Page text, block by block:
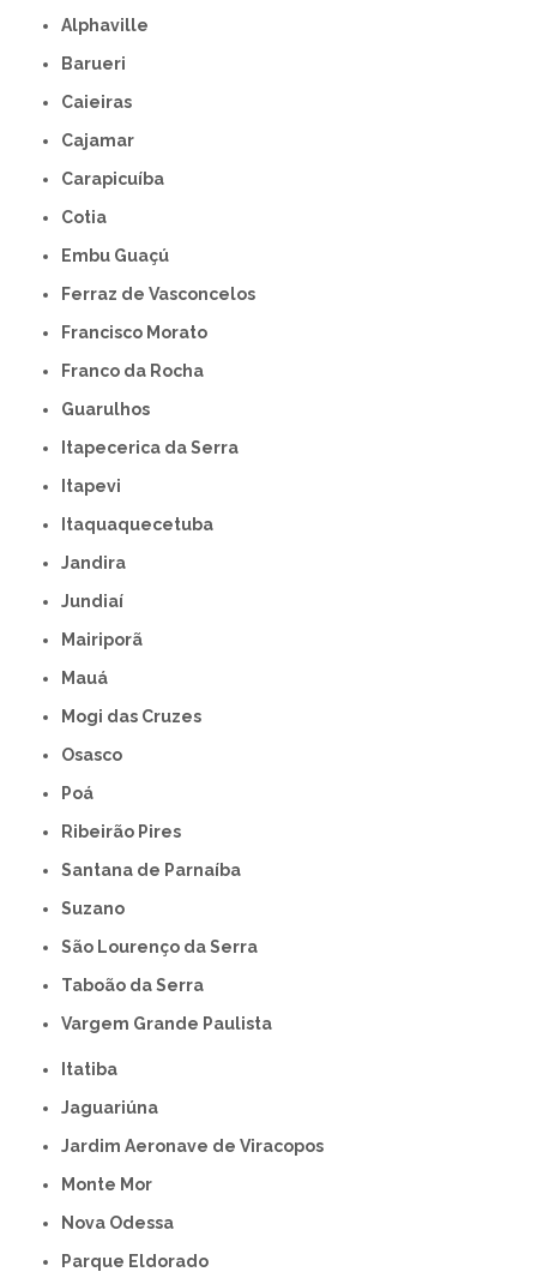
Alphaville
Barueri
Caieiras
Cajamar
Carapicuíba
Cotia
Embu Guaçú
Ferraz de Vasconcelos
Francisco Morato
Franco da Rocha
Guarulhos
Itapecerica da Serra
Itapevi
Itaquaquecetuba
Jandira
Jundiaí
Mairiporã
Mauá
Mogi das Cruzes
Osasco
Poá
Ribeirão Pires
Santana de Parnaíba
Suzano
São Lourenço da Serra
Taboão da Serra
Vargem Grande Paulista
Itatiba
Jaguariúna
Jardim Aeronave de Viracopos
Monte Mor
Nova Odessa
Parque Eldorado